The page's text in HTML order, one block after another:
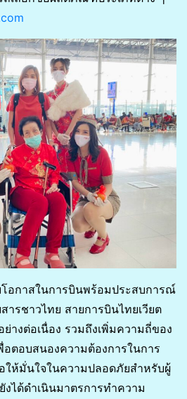
อกาสในการบินพร้อมประสบการณ์
รชาวไทย สายการบินไทยเวียต
ย่างต่อเนื่อง รวมถึงเพิ่มความถี่ของ
อตอบสนองความต้องการในการ
ให้มั่นใจในความปลอดภัยสำหรับผู้
ได้ดำเนินมาตรการทำความ